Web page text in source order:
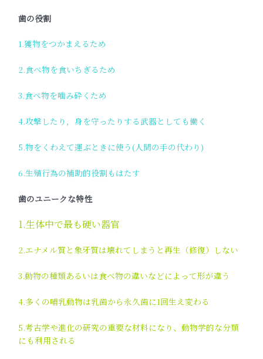
歯の役割
1.獲物をつかまえるため
2.食べ物を食いちぎるため
3.食べ物を噛み砕くため
4.攻撃したり，身を守ったりする武器としても働く
5.物をくわえて運ぶときに使う(人間の手の代わり)
6.生殖行為の補助的役割もはたす
歯のユニークな特性
1.生体中で最も硬い器官
2.エナメル質と象牙質は壊れてしまうと再生（修復）しない
3.動物の種類あるいは食べ物の違いなどによって形が違う
4.多くの哺乳動物は乳歯から永久歯に1回生え変わる
5.考古学や進化の研究の重要な材料になり、動物学的な分類
にも利用される